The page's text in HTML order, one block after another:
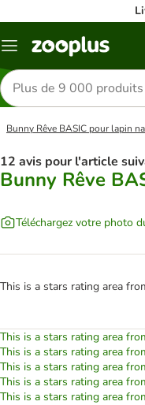
Menu
Rechercher
des
produits
Bunny Rêve BASIC pour lapin
12 avis pour l'article
Bunny Rêve
Téléchargez votre photo
This is a stars rating area
This is a stars rating area
This is a stars rating area
This is a stars rating area
This is a stars rating area
This is a stars rating area